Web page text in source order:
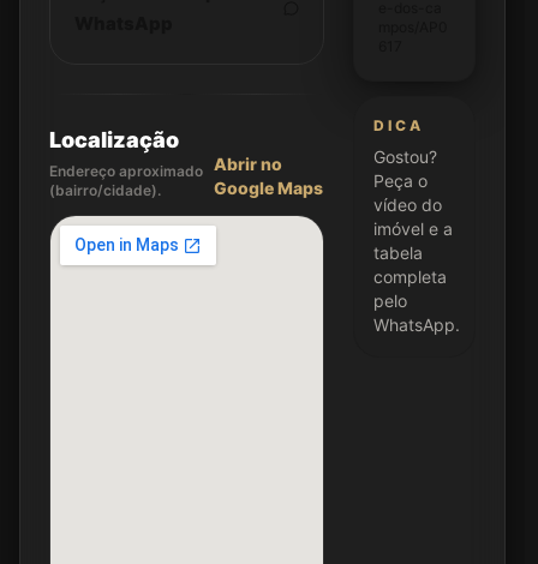
Localização
Endereço aproximado
(bairro/cidade).
Abrir no
Google Maps
DICA
Gostou?
Peça o
vídeo do
imóvel e a
tabela
completa
pelo
WhatsApp.